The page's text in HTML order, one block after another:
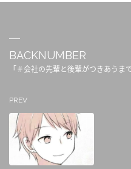
BACKNUMBER
「＃会社の先輩と後輩がつきあうま
PREV